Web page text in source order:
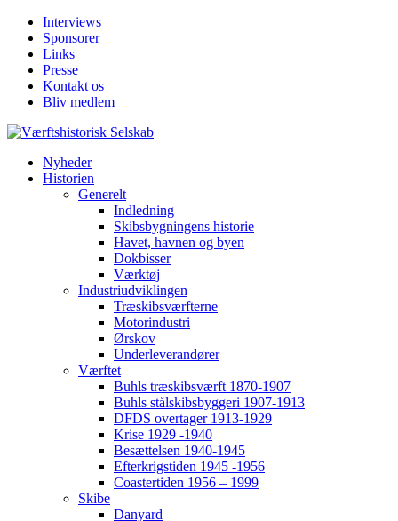
Interviews
Sponsorer
Links
Presse
Kontakt os
Bliv medlem
Nyheder
Historien
Generelt
Indledning
Skibsbygningens historie
Havet, havnen og byen
Dokbisser
Værktøj
Industriudviklingen
Træskibsværfterne
Motorindustri
Ørskov
Underleverandører
Værftet
Buhls træskibsværft 1870-1907
Buhls stålskibsbyggeri 1907-1913
DFDS overtager 1913-1929
Krise 1929 -1940
Besættelsen 1940-1945
Efterkrigstiden 1945 -1956
Coastertiden 1956 – 1999
Skibe
Danyard